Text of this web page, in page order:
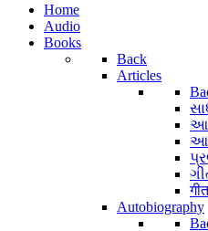
Home
Audio
Books
Back
Articles
Autobiography